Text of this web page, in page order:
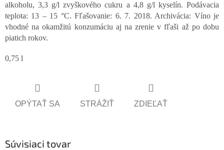
alkoholu, 3,3 g/l zvyškového cukru a 4,8 g/l kyselín. Podávacia
teplota: 13 – 15 °C. Fľašovanie: 6. 7. 2018. Archivácia: Víno je
vhodné na okamžitú konzumáciu aj na zrenie v fľaši až po dobu
piatich rokov.
0,75 l
OPÝTAŤ SA STRÁŽIŤ ZDIEĽAŤ
Súvisiaci tovar